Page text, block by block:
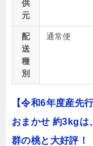
供
元
配
送
種
別
通常便
【令和6年度産先
おまかせ 約3kgは
群の桃と大好評！